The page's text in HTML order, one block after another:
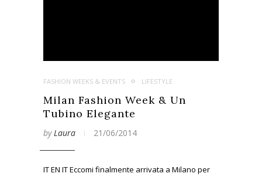
FASHION WEEKS & EVENTS LIFESTYLE
Milan Fashion Week & Un
Tubino Elegante
byLaura 21/06/2014
IT EN IT Eccomi finalmente arrivata a Milano per